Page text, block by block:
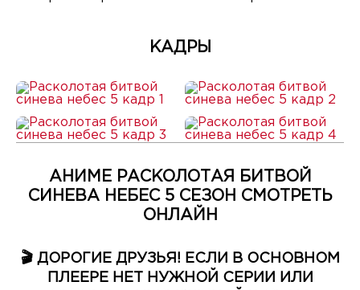
КАДРЫ
АНИМЕ РАСКОЛОТАЯ БИТВОЙ
СИНЕВА НЕБЕС 5 СЕЗОН СМОТРЕТЬ
ОНЛАЙН
🎬 ДОРОГИЕ ДРУЗЬЯ! ЕСЛИ В ОСНОВНОМ
ПЛЕЕРЕ НЕТ НУЖНОЙ СЕРИИ ИЛИ